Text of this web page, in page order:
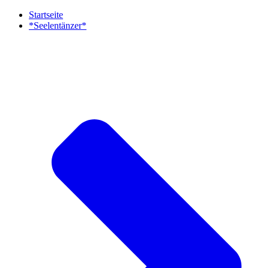
Startseite
*Seelentänzer*